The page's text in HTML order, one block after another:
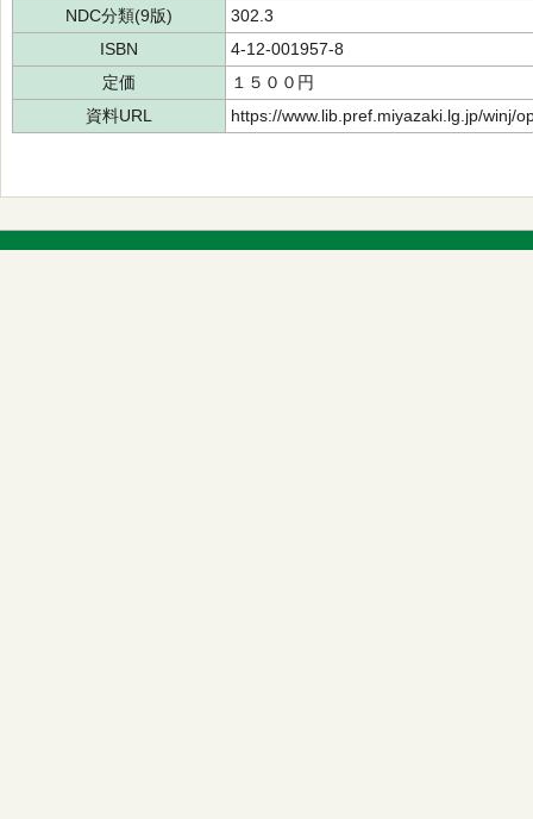
NDC分類(9版)
302.3
ISBN
4-12-001957-8
定価
１５００円
資料URL
https://www.lib.pref.miyazaki.lg.jp/winj/